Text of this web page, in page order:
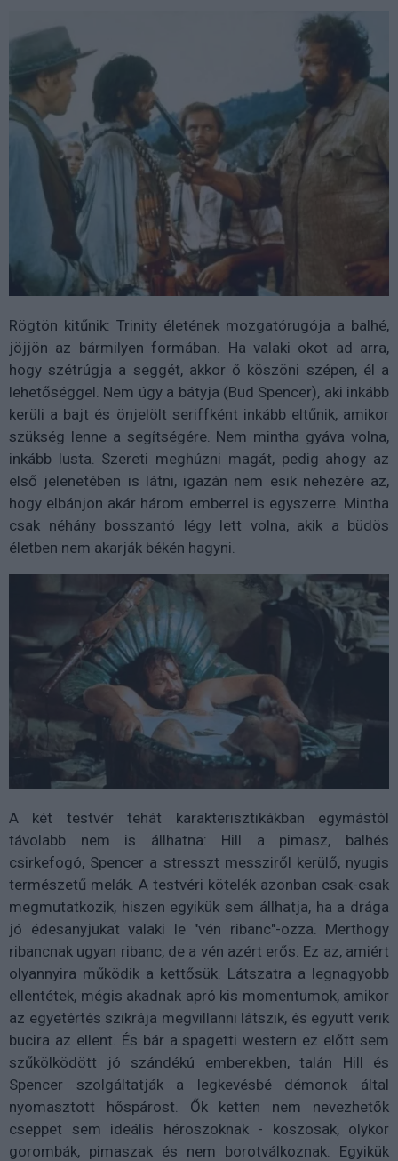
Rögtön kitűnik: Trinity életének mozgatórugója a balhé,
jöjjön az bármilyen formában. Ha valaki okot ad arra,
hogy szétrúgja a seggét, akkor ő köszöni szépen, él a
lehetőséggel. Nem úgy a bátyja (Bud Spencer), aki inkább
kerüli a bajt és önjelölt seriffként inkább eltűnik, amikor
szükség lenne a segítségére. Nem mintha gyáva volna,
inkább lusta. Szereti meghúzni magát, pedig ahogy az
első jelenetében is látni, igazán nem esik nehezére az,
hogy elbánjon akár három emberrel is egyszerre. Mintha
csak néhány bosszantó légy lett volna, akik a büdös
életben nem akarják békén hagyni.
A két testvér tehát karakterisztikákban egymástól
távolabb nem is állhatna: Hill a pimasz, balhés
csirkefogó, Spencer a stresszt messziről kerülő, nyugis
természetű melák. A testvéri kötelék azonban csak-csak
megmutatkozik, hiszen egyikük sem állhatja, ha a drága
jó édesanyjukat valaki le "vén ribanc"-ozza. Merthogy
ribancnak ugyan ribanc, de a vén azért erős. Ez az, amiért
olyannyira működik a kettősük. Látszatra a legnagyobb
ellentétek, mégis akadnak apró kis momentumok, amikor
az egyetértés szikrája megvillanni látszik, és együtt verik
bucira az ellent. És bár a spagetti western ez előtt sem
szűkölködött jó szándékú emberekben, talán Hill és
Spencer szolgáltatják a legkevésbé démonok által
nyomasztott hőspárost. Ők ketten nem nevezhetők
cseppet sem ideális héroszoknak - koszosak, olykor
gorombák, pimaszak és nem borotválkoznak. Egyikük